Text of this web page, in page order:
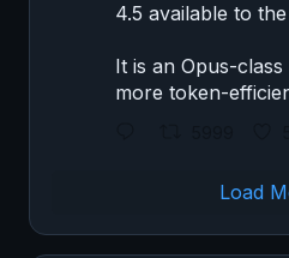
4.5 available to
It is an Opus-
more token-
Load